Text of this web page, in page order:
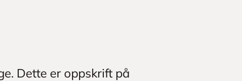
Dette er oppskrift på